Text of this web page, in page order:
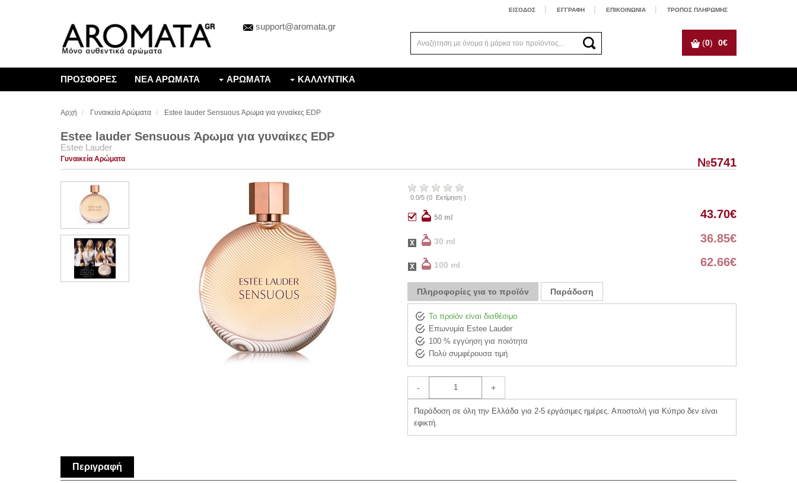
ΕΙΣΟΔΟΣ ΕΓΓΡΑΦΗ ΕΠΙΚΟΙΝΩΝΙΑ ΤΡΟΠΟΣ ΠΛΗΡΩΜΗΣ
support@aromata.gr
(0) 0€
ΠΡΟΣΦΟΡΕΣ ΝΕΑ ΑΡΩΜΑΤΑ ΑΡΩΜΑΤΑ ΚΑΛΛΥΝΤΙΚΑ
Αρχή Γυναικεία Αρώματα Estee lauder Sensuous Άρωμα για γυναίκες EDP
Estee lauder Sensuous Άρωμα για γυναίκες EDP
Estee Lauder
Γυναικεία Αρώματα №5741
0.0/5 (0 Εκτίμηση )
50 ml 43.70€
30 ml 36.85€
100 ml 62.66€
Πληροφορίες για το προϊόν Παράδοση
Το προϊόν είναι διαθέσιμο
Επωνυμία Estee Lauder
100 % εγγύηση για ποιότητα
Πολύ συμφέρουσα τιμή
- +
Παράδοση σε όλη την Ελλάδα για 2-5 εργάσιμες ημέρες. Αποστολή για Κύπρο δεν είναι
εφικτή.
Περιγραφή